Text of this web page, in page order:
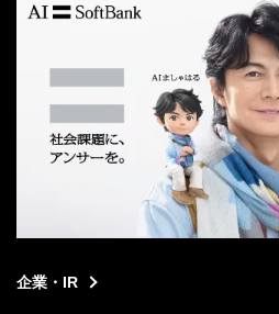
企業・IR